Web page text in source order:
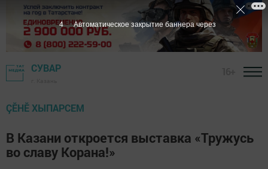
СУВАР
ÇӖНӖ ХЫПАРСЕМ
В Казани откроется выставка «Тружусь
во славу Корана!»
3 Автоматическое закрытие баннера через